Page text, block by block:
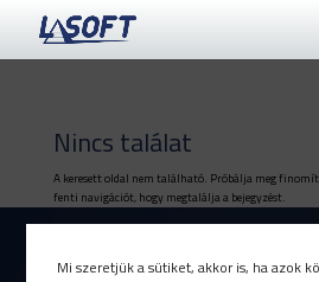
Nincs találat
A keresett oldal nem található. Próbálja meg
fenti navigációt, hogy megtalálja a bejegyzést.
Mi szeretjük a sütiket, akkor is, ha azok